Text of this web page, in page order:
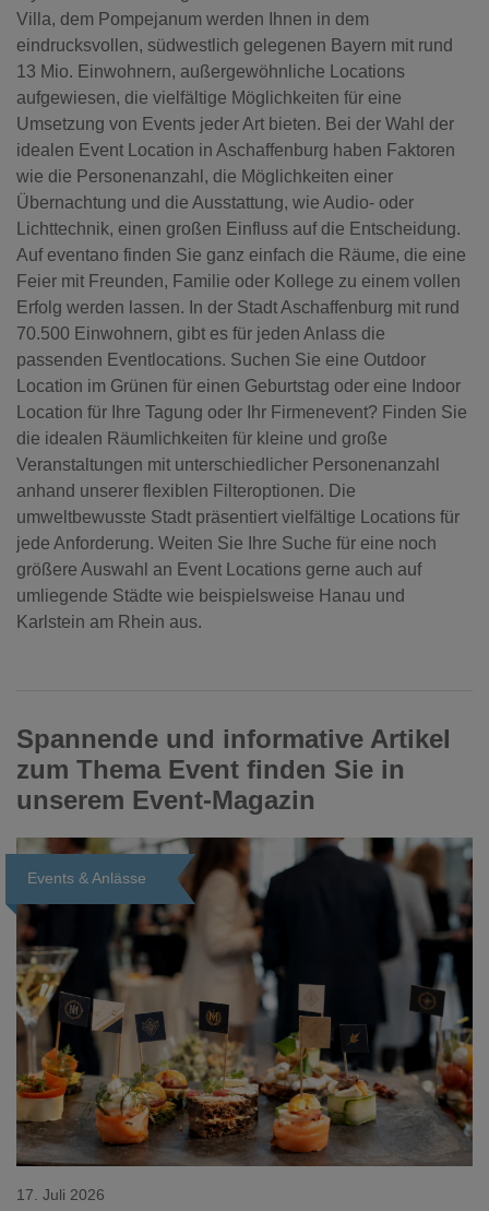
Villa, dem Pompejanum werden Ihnen in dem
eindrucksvollen, südwestlich gelegenen Bayern mit rund
13 Mio. Einwohnern, außergewöhnliche Locations
aufgewiesen, die vielfältige Möglichkeiten für eine
Umsetzung von Events jeder Art bieten. Bei der Wahl der
idealen Event Location in Aschaffenburg haben Faktoren
wie die Personenanzahl, die Möglichkeiten einer
Übernachtung und die Ausstattung, wie Audio- oder
Lichttechnik, einen großen Einfluss auf die Entscheidung.
Auf eventano finden Sie ganz einfach die Räume, die eine
Feier mit Freunden, Familie oder Kollege zu einem vollen
Erfolg werden lassen. In der Stadt Aschaffenburg mit rund
70.500 Einwohnern, gibt es für jeden Anlass die
passenden Eventlocations. Suchen Sie eine Outdoor
Location im Grünen für einen Geburtstag oder eine Indoor
Location für Ihre Tagung oder Ihr Firmenevent? Finden Sie
die idealen Räumlichkeiten für kleine und große
Veranstaltungen mit unterschiedlicher Personenanzahl
anhand unserer flexiblen Filteroptionen. Die
umweltbewusste Stadt präsentiert vielfältige Locations für
jede Anforderung. Weiten Sie Ihre Suche für eine noch
größere Auswahl an Event Locations gerne auch auf
umliegende Städte wie beispielsweise Hanau und
Karlstein am Rhein aus.
Spannende und informative Artikel
zum Thema Event finden Sie in
unserem Event-Magazin
Events & Anlässe
17. Juli 2026